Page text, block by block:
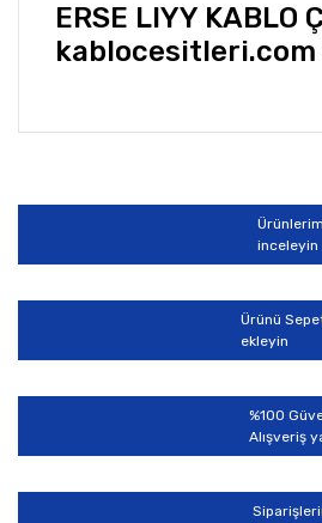
ERSE LIYY KABLO
Yorum Yaz
Bu ürünün fiyat bilgisi, resim, ürün
Görüş ve önerileriniz için
Ürün resmi kalitesiz, bozuk
Ürün açıklamasında eksik
Ürün bilgilerinde hatalar
Ürün fiyatı diğer sitelerden
Bu ürüne benzer farklı
inceleyin
Ürünü
ekleyin
%100
Alışveriş